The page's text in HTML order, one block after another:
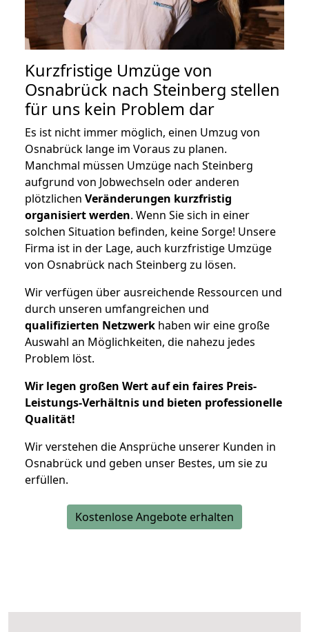
Kurzfristige Umzüge von
Osnabrück nach Steinberg stellen
für uns kein Problem dar
Es ist nicht immer möglich, einen Umzug von
Osnabrück lange im Voraus zu planen.
Manchmal müssen Umzüge nach Steinberg
aufgrund von Jobwechseln oder anderen
plötzlichen Veränderungen kurzfristig
organisiert werden. Wenn Sie sich in einer
solchen Situation befinden, keine Sorge! Unsere
Firma ist in der Lage, auch kurzfristige Umzüge
von Osnabrück nach Steinberg zu lösen.
Wir verfügen über ausreichende Ressourcen und
durch unseren umfangreichen und
qualifizierten Netzwerk haben wir eine große
Auswahl an Möglichkeiten, die nahezu jedes
Problem löst.
Wir legen großen Wert auf ein faires Preis-
Leistungs-Verhältnis und bieten professionelle
Qualität!
Wir verstehen die Ansprüche unserer Kunden in
Osnabrück und geben unser Bestes, um sie zu
erfüllen.
Kostenlose Angebote erhalten